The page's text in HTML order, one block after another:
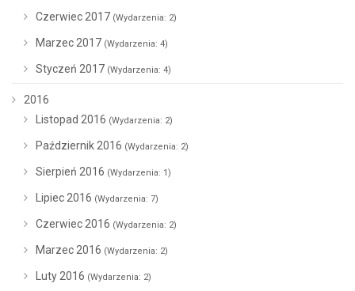
Czerwiec 2017 (Wydarzenia: 2)
Marzec 2017 (Wydarzenia: 4)
Styczeń 2017 (Wydarzenia: 4)
2016
Listopad 2016 (Wydarzenia: 2)
Październik 2016 (Wydarzenia: 2)
Sierpień 2016 (Wydarzenia: 1)
Lipiec 2016 (Wydarzenia: 7)
Czerwiec 2016 (Wydarzenia: 2)
Marzec 2016 (Wydarzenia: 2)
Luty 2016 (Wydarzenia: 2)